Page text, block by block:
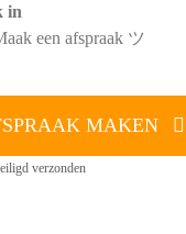
in
een afspraak ツ
MAKEN
verzonden